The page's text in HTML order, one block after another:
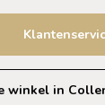
winkel in